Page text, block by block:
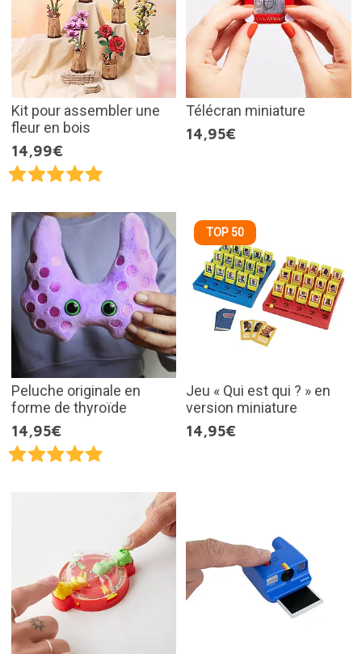
Kit pour assembler une
fleur en bois
14,99€
Télécran miniature
14,95€
Peluche originale en
forme de thyroïde
14,95€
TOP 50
Jeu « Qui est qui ? » en
version miniature
14,95€